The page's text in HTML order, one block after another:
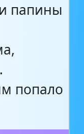
папины
попало